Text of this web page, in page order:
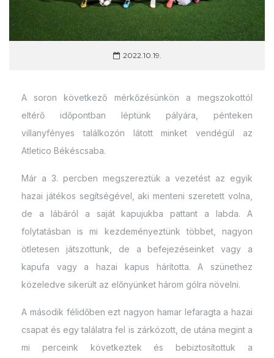
2022.10.19.
A soron következő mérkőzésünkön a megszokottól
eltérő időpontban léptünk pályára, pénteken
villanyfényes találkozón látott minket vendégül az
Atletico Békéscsaba.
Már a 3. percben megszereztük a vezetést az egyik
hazai játékos segítségével, aki menteni szeretett volna,
de a lábáról a saját kapujukba pattant a labda. A
folytatásban is mi kezdeményeztünk többet, nagyon
ötletesen játszottunk, de a befejezéseinket vagy a
kapufa vagy a hazai kapus hárította. A szünethez
közeledve sikerült az előnyünket három gólra növelni.
A második félidőben ezt nagyon hamar lefaragta a hazai
csapat és egy találatra fel is zárkózott, de utána megint a
mi perceink következtek és bebiztosítottuk a